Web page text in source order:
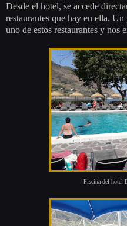
Desde el hotel, se accede
restaurantes que hay en ella.
uno de estos restaurantes y nos
Piscina del hotel